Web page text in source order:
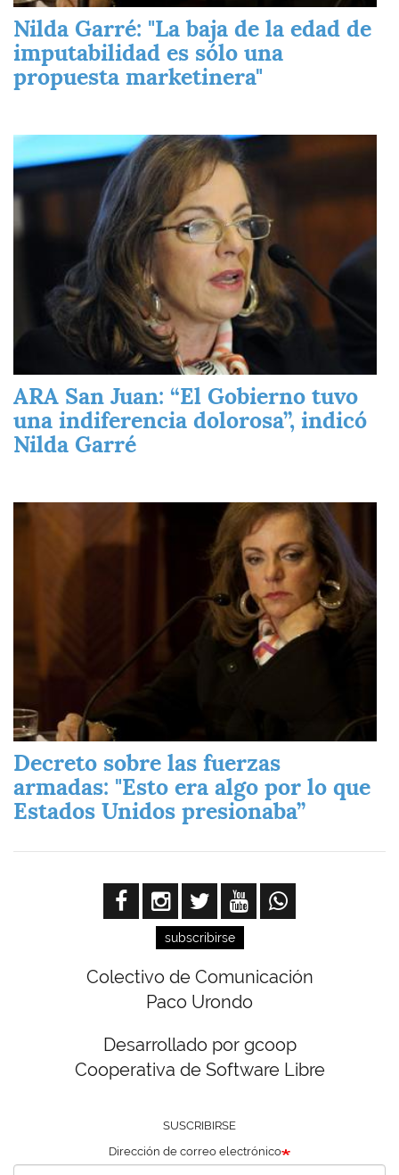
Nilda Garré: "La baja de la edad de
imputabilidad es sólo una
propuesta marketinera"
Imagen
ARA San Juan: “El Gobierno tuvo
una indiferencia dolorosa”, indicó
Nilda Garré
Imagen
Decreto sobre las fuerzas
armadas: "Esto era algo por lo que
Estados Unidos presionaba”
subscribirse
Colectivo de Comunicación
Paco Urondo
Desarrollado por gcoop
Cooperativa de Software Libre
SUSCRIBIRSE
Dirección de correo electrónico